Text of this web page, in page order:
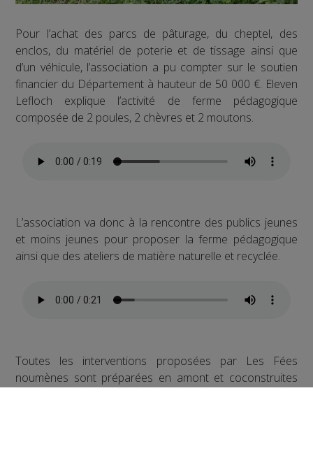
Pour l’achat des parcs de pâturage, du cheptel, des
enclos, du matériel de poterie et de tissage ainsi que
d’un véhicule, l’association a pu compter sur le soutien
financier du Département à hauteur de 50 000 €. Eleven
Lefloch explique l’activité de ferme pédagogique
composée de 2 poules, 2 chèvres et 2 moutons.
L’association va donc à la rencontre des publics jeunes
et moins jeunes pour proposer la ferme pédagogique
ainsi que des ateliers de matière naturelle et recyclée.
Toutes les interventions proposées par Les Fées
noumènes sont préparées en amont et coconstruites